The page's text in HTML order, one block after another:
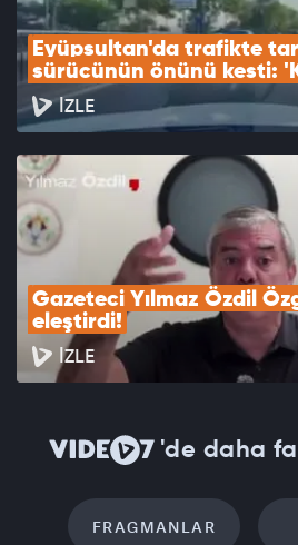
Eyüpsultan'da trafikte
sürücünün önünü kesti:
İZLE
Gazeteci Yılmaz Özdil
eleştirdi!
İZLE
'de daha
FRAGMANLAR